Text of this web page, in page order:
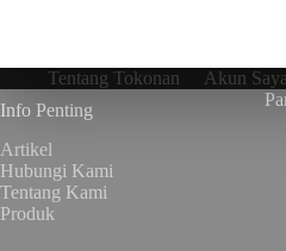
Tentang Tokonan
Akun Saya
Info Penting
Artikel
Hubungi Kami
Tentang Kami
Produk